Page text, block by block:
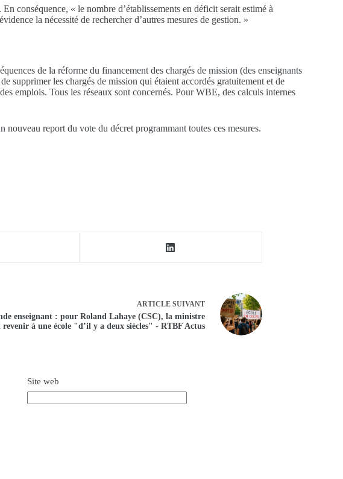
conséquence, « le nombre d’établissements en déficit serait estimé à
la nécessité de rechercher d’autres mesures de gestion. »
de la réforme du financement des chargés de mission (des enseignants
supprimer les chargés de mission qui étaient accordés gratuitement et de
emplois. Tous les réseaux sont concernés. Pour WBE, des calculs internes
nouveau report du vote du décret programmant toutes ces mesures.
ARTICLESUIVANT
enseignant : pour Roland Lahaye (CSC), la ministre
à une école "d’il y a deux siècles" - RTBF Actus
Site web